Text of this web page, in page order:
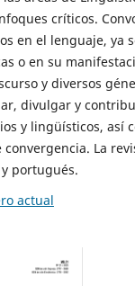
críticos.
en el lenguaje, ya
o en su
y diversos
divulgar y
y lingüísticos, así
La
portugués.
actual